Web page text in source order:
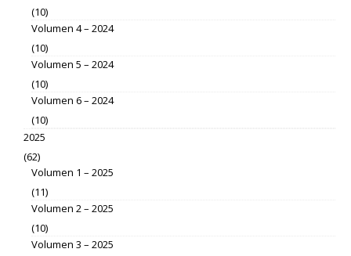
(10)
Volumen 4 – 2024
(10)
Volumen 5 – 2024
(10)
Volumen 6 – 2024
(10)
2025
(62)
Volumen 1 – 2025
(11)
Volumen 2 – 2025
(10)
Volumen 3 – 2025